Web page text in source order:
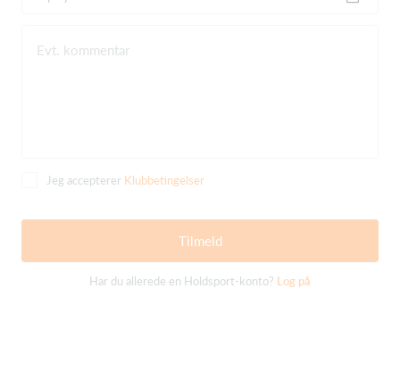
Evt. kommentar
Jeg accepterer Klubbetingelser
Tilmeld
Har du allerede en Holdsport-konto? Log på